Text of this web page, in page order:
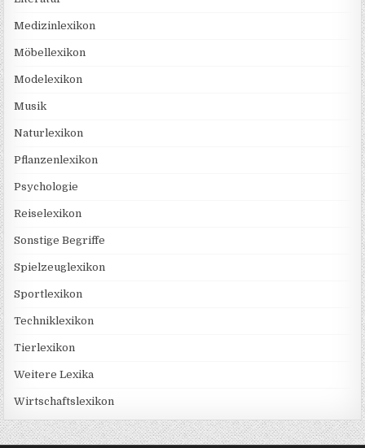
Medizinlexikon
Möbellexikon
Modelexikon
Musik
Naturlexikon
Pflanzenlexikon
Psychologie
Reiselexikon
Sonstige Begriffe
Spielzeuglexikon
Sportlexikon
Techniklexikon
Tierlexikon
Weitere Lexika
Wirtschaftslexikon